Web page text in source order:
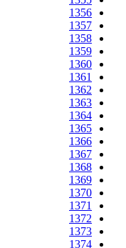
1356
1357
1358
1359
1360
1361
1362
1363
1364
1365
1366
1367
1368
1369
1370
1371
1372
1373
1374